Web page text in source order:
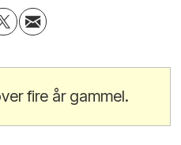
fire år gammel.